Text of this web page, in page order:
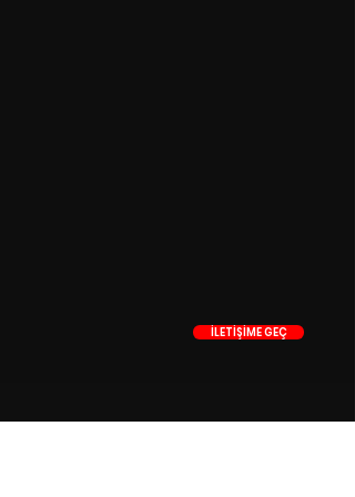
İLETİŞİME GEÇ